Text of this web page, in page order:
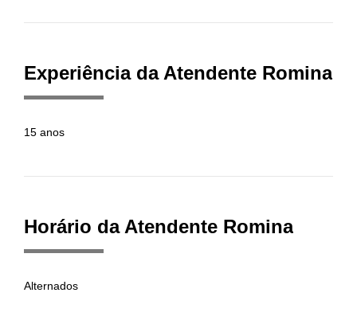
Experiência da Atendente Romina
15 anos
Horário da Atendente Romina
Alternados